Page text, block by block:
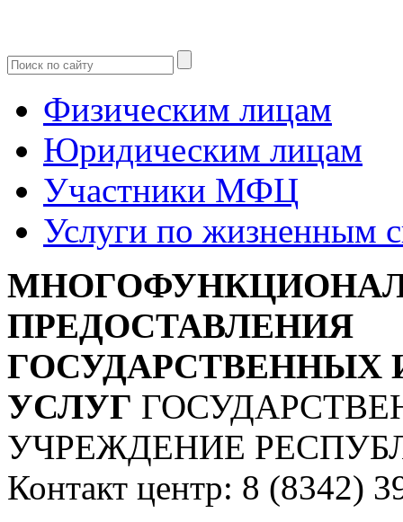
Физическим лицам
Юридическим лицам
Участники МФЦ
Услуги по жизненным
ПРЕДОСТАВЛЕНИЯ
УСЛУГ
УЧРЕЖДЕНИЕ
Контакт центр: 8 (8342)